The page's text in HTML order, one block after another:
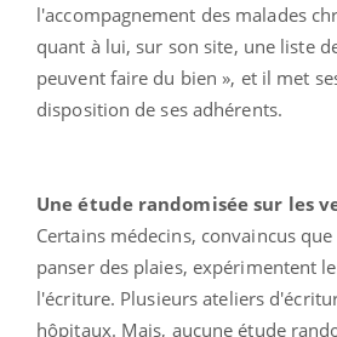
l'accompagnement des malades
quant à lui, sur son site, une liste
peuvent faire du bien », et il met
disposition de ses adhérents.
Une étude randomisée sur les
Certains médecins, convaincus
panser des plaies, expérimentent
l'écriture. Plusieurs ateliers
hôpitaux. Mais, aucune étude